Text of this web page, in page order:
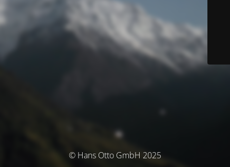
© Hans Otto GmbH 2025